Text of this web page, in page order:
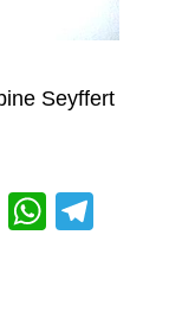
Seyffert
M
W